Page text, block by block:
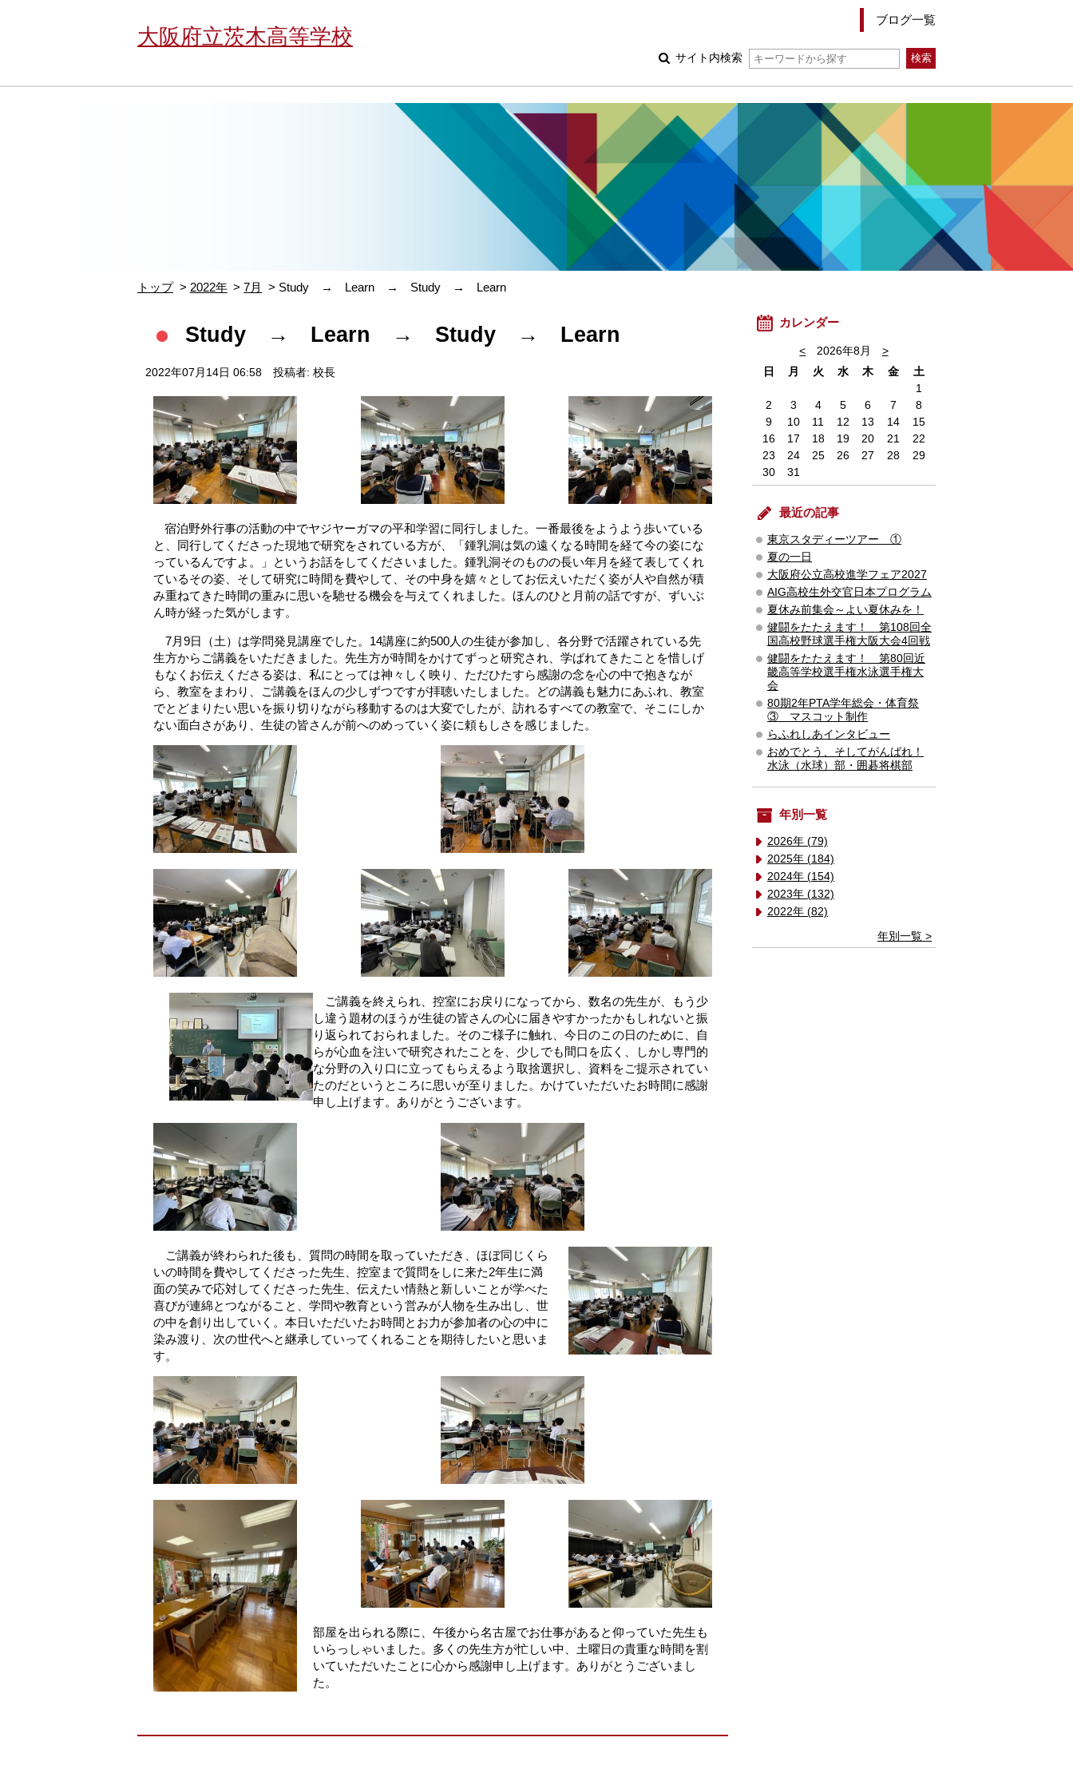
大阪府立茨木高等学校
ブログ一覧
サイト内検索
トップ 2022年 7月 Study → Learn → Study → Learn
Study → Learn → Study → Learn
2022年07月14日 06:58 投稿者: 校長
宿泊野外行事の活動の中でヤジヤーガマの平和学習に同行しました。一番最後をようよう歩いている
と、同行してくださった現地で研究をされている方が、「鍾乳洞は気の遠くなる時間を経て今の姿にな
っているんですよ。」というお話をしてくださいました。鍾乳洞そのものの長い年月を経て表してくれ
ているその姿、そして研究に時間を費やして、その中身を嬉々としてお伝えいただく姿が人や自然が積
み重ねてきた時間の重みに思いを馳せる機会を与えてくれました。ほんのひと月前の話ですが、ずいぶ
ん時が経った気がします。
7月9日（土）は学問発見講座でした。 14講座に約500人の生徒が参加し、各分野で活躍されている先
生方からご講義をいただきました。先生方が時間をかけてずっと研究され、学ばれてきたことを惜しげ
もなくお伝えくださる姿は、私にとっては神々しく映り、ただひたすら感謝の念を心の中で抱きなが
ら、教室をまわり、ご講義をほんの少しずつですが拝聴いたしました。どの講義も魅力にあふれ、教室
でとどまりたい思いを振り切りながら移動するのは大変でしたが、訪れるすべての教室で、そこにしか
ない面白さがあり、生徒の皆さんが前へのめっていく姿に頼もしさを感じました。
ご講義を終えられ、控室にお戻りになってから、数名の先生が、もう少
し違う題材のほうが生徒の皆さんの心に届きやすかったかもしれないと振
り返られておられました。そのご様子に触れ、今日のこの日のために、自
らが心血を注いで研究されたことを、少しでも間口を広く、しかし専門的
な分野の入り口に立ってもらえるよう取捨選択し、資料をご提示されてい
たのだというところに思いが至りました。かけていただいたお時間に感謝
申し上げます。ありがとうございます。
ご講義が終わられた後も、質問の時間を取っていただき、ほぼ同じくら
いの時間を費やしてくださった先生、控室まで質問をしに来た2年生に満
面の笑みで応対してくださった先生、伝えたい情熱と新しいことが学べた
喜びが連綿とつながること、学問や教育という営みが人物を生み出し、世
の中を創り出していく。本日いただいたお時間とお力が参加者の心の中に
染み渡り、次の世代へと継承していってくれることを期待したいと思いま
す。
部屋を出られる際に、午後から名古屋でお仕事があると仰っていた先生も
いらっしゃいました。多くの先生方が忙しい中、土曜日の貴重な時間を割
いていただいたことに心から感謝申し上げます。ありがとうございまし
た。
カレンダー
< 2026年8月
>
日
月 火 水 木 金
土
1
2
3 4 5 6 7
8
9
10 11 12 13 14
15
16
17 18 19 20 21
22
23
24 25 26 27 28
29
30
31
最近の記事
東京スタディーツアー ①
夏の一日
大阪府公立高校進学フェア2027
AIG高校生外交官日本プログラム
夏休み前集会～よい夏休みを！
健闘をたたえます！ 第108回全
国高校野球選手権大阪大会4回戦
健闘をたたえます！ 第80回近
畿高等学校選手権水泳選手権大
会
80期2年PTA学年総会・体育祭
③ マスコット制作
らふれしあインタビュー
おめでとう、そしてがんばれ！
水泳（水球）部・囲碁将棋部
年別一覧
2026年 (79)
2025年 (184)
2024年 (154)
2023年 (132)
2022年 (82)
年別一覧 >